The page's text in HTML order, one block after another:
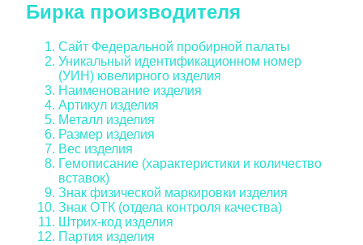
Бирка производителя
Сайт Федеральной пробирной палаты
Уникальный идентификационном номер
(УИН) ювелирного изделия
Наименование изделия
Артикул изделия
Металл изделия
Размер изделия
Вес изделия
Гемописание (характеристики и количество
вставок)
Знак физической маркировки изделия
Знак ОТК (отдела контроля качества)
Штрих-код изделия
Партия изделия